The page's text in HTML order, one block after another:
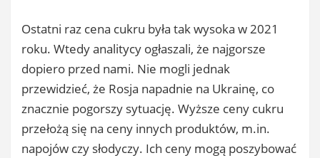
Ostatni raz cena cukru była tak wysoka w 2021
roku. Wtedy analitycy ogłaszali, że najgorsze
dopiero przed nami. Nie mogli jednak
przewidzieć, że Rosja napadnie na Ukrainę, co
znacznie pogorszy sytuację. Wyższe ceny cukru
przełożą się na ceny innych produktów, m.in.
napojów czy słodyczy. Ich ceny mogą poszybować